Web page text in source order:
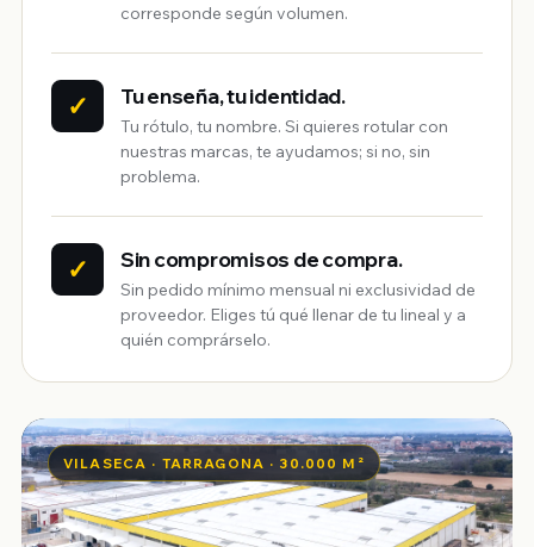
corresponde según volumen.
✓ Tu enseña, tu identidad.
Tu rótulo, tu nombre. Si quieres rotular con
nuestras marcas, te ayudamos; si no, sin
problema.
✓ Sin compromisos de compra.
Sin pedido mínimo mensual ni exclusividad de
proveedor. Eliges tú qué llenar de tu lineal y a
quién comprárselo.
VILASECA · TARRAGONA · 30.000 M²